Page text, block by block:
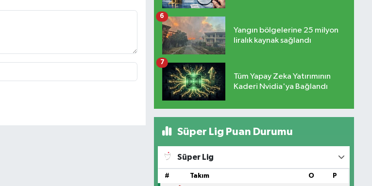
Yangın bölgelerine 25 milyon
liralık kaynak sağlandı
6
Tüm Yapay Zeka Yatırımının
Kaderi Nvidia'ya Bağlandı
7
Süper Lig Puan Durumu
Süper Lig
# Takım O P